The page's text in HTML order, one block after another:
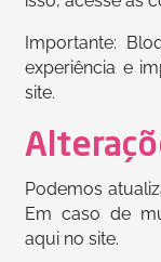
Importante:
experiência e
site.
Podemos
Em caso de
aqui no site.